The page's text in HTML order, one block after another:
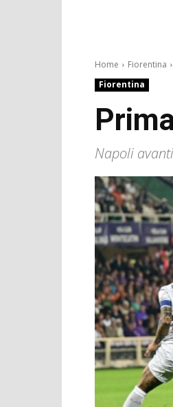
Home Fiorentina
Fiorentina
Napoli